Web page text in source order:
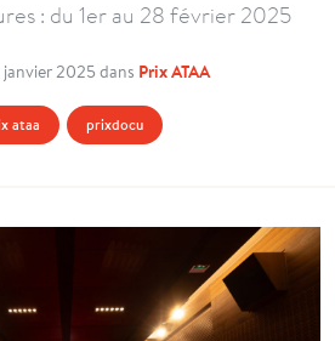
: du 1er au 28 février 2025
janvier 2025 dans Prix ATAA
ataa prixdocu